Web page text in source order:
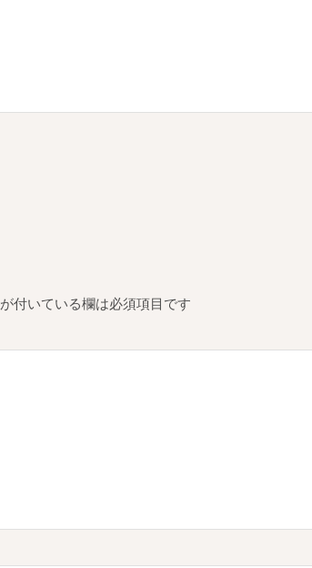
が付いている欄は必須項目です